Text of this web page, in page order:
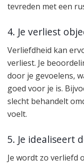
tevreden met een
4. Je verliest
Verliefdheid kan
verliest. Je
door je gevoelens,
goed voor je is.
slecht behandelt
voelt.
5. Je idealiseert
Je wordt zo verliefd